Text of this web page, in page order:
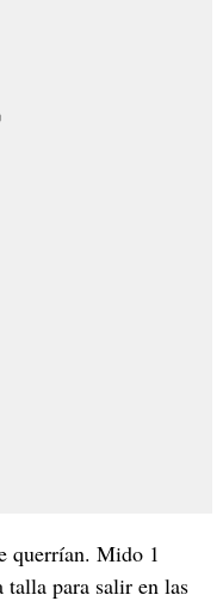
querrían. Mido 1
para salir en las